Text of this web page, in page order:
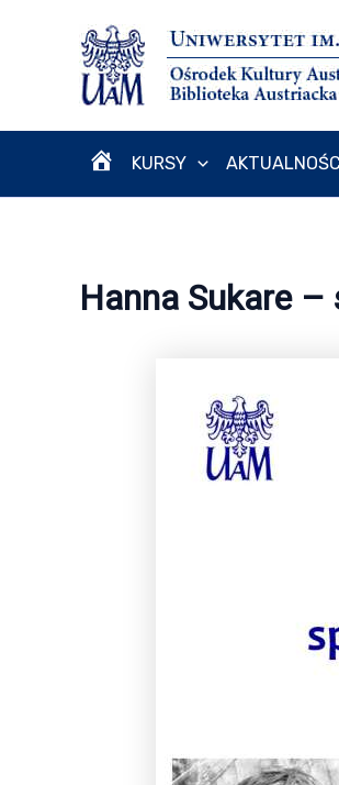
H
KURSY
Hanna Sukare